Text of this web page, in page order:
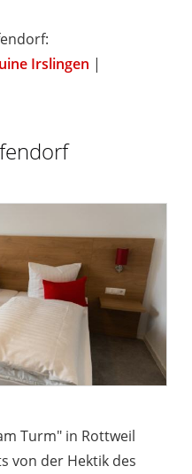
Irslingen |
Turm" in Rottweil
von der Hektik des